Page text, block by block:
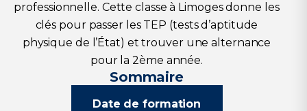
professionnelle. Cette classe à Limoges donne les
clés pour passer les TEP (tests d’aptitude
physique de l’État) et trouver une alternance
pour la 2ème année.
Sommaire
Date de formation